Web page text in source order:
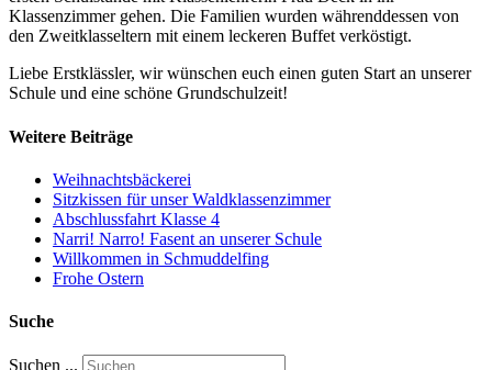
Klassenzimmer gehen. Die Familien wurden währenddessen von
den Zweitklasseltern mit einem leckeren Buffet verköstigt.
Liebe Erstklässler, wir wünschen euch einen guten Start an unserer
Schule und eine schöne Grundschulzeit!
Weitere Beiträge
Weihnachtsbäckerei
Sitzkissen für unser Waldklassenzimmer
Abschlussfahrt Klasse 4
Narri! Narro! Fasent an unserer Schule
Willkommen in Schmuddelfing
Frohe Ostern
Suche
Suchen ...